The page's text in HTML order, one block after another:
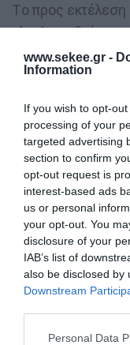
www.sekee.gr -
Information
If you wish to opt-
processing of your
targeted advertising
section to confirm
opt-out request is
interest-based ads
us or personal
your opt-out. You
disclosure of your
IAB’s list of
also be disclosed by
Downstream
Personal Data
Το προς εκτέλεση
ολοκληρωθεί
 Τη δημιουργία
 Την
διεκπεραίωσης
 Τη διασύνδεση
ώστε να
καλύτερη
Η εκτέλεση του
δυσλειτουργίες
Δωδεκανήσου,